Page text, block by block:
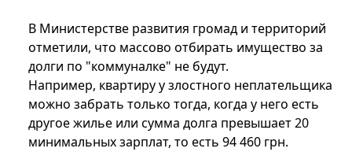
В Министерстве развития громад и территорий
отметили, что массово отбирать имущество за
долги по "коммуналке" не будут.
Например, квартиру у злостного неплательщика
можно забрать только тогда, когда у него есть
другое жилье или сумма долга превышает 20
минимальных зарплат, то есть 94 460 грн.